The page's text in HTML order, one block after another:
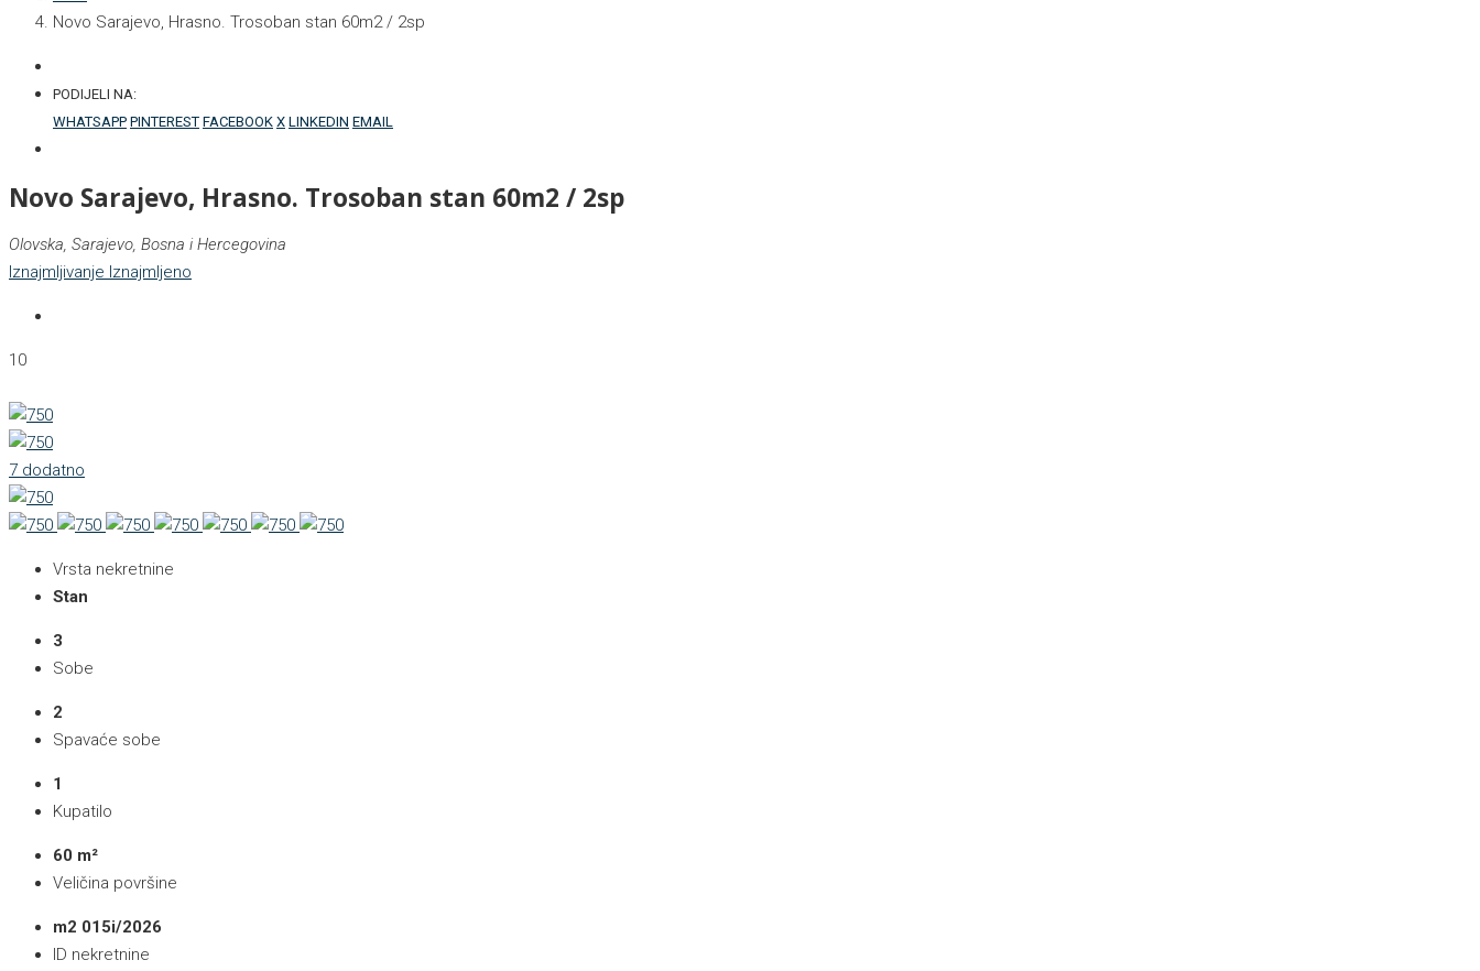
Novo Sarajevo, Hrasno. Trosoban stan 60m2 / 2sp
PODIJELI NA:
WHATSAPP PINTEREST FACEBOOK X LINKEDIN EMAIL
Novo Sarajevo, Hrasno. Trosoban stan 60m2 / 2sp
Olovska, Sarajevo, Bosna i Hercegovina
Iznajmljivanje Iznajmljeno
10
7 dodatno
Vrsta nekretnine
Stan
3
Sobe
2
Spavaće sobe
1
Kupatilo
60 m²
Veličina površine
m2 015i/2026
ID nekretnine